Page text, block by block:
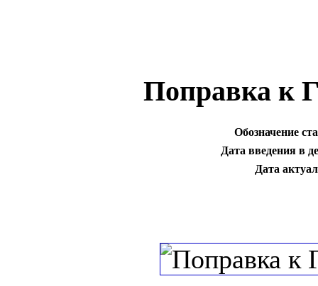
Поправка к
Обозначение
Дата введения в
Дата